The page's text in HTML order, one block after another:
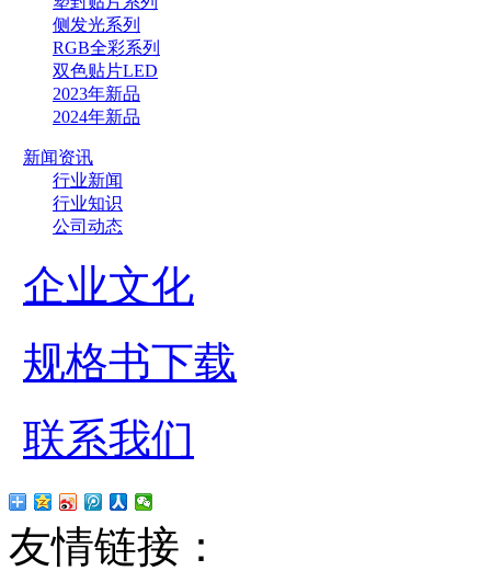
侧发光系列
RGB全彩系列
双色贴片LED
2023年新品
2024年新品
新闻资讯
行业新闻
行业知识
公司动态
企业文化
规格书下载
联系我们
友情链接：